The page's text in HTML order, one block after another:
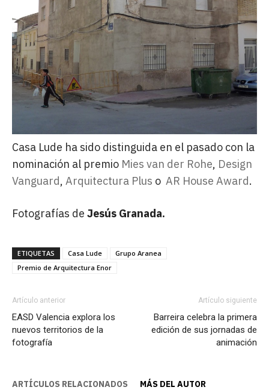
Casa Lude ha sido distinguida en el pasado con la
nominación al premio Mies van der Rohe, Design
Vanguard, Arquitectura Plus o AR House Award.
Fotografías de Jesús Granada.
ETIQUETAS Casa Lude
Grupo Aranea
Premio de Arquitectura Enor
Artículo anterior
EASD Valencia explora los
nuevos territorios de la
fotografía
Artículo siguiente
Barreira celebra la primera
edición de sus jornadas de
animación
ARTÍCULOS RELACIONADOS MÁS DEL AUTOR